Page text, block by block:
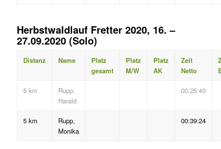
Herbstwaldlauf Fretter 2020, 16. –
27.09.2020 (Solo)
Distanz Name
Platz
gesamt
Platz
M/W
Platz
AK
Zeit
Netto
5 km
Rupp,
Harald
00:25:40
5 km
Rupp,
Monika
00:39:24